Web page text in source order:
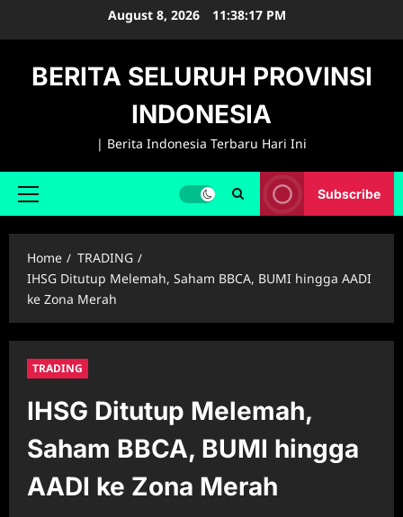
August 8, 2026 11:38:18 PM
BERITA SELURUH PROVINSI
INDONESIA
| Berita Indonesia Terbaru Hari Ini
Primary
Subscribe
Home
TRADING
IHSG Ditutup Melemah, Saham BBCA, BUMI hingga AADI
ke Zona Merah
TRADING
IHSG Ditutup Melemah,
Saham BBCA, BUMI hingga
AADI ke Zona Merah